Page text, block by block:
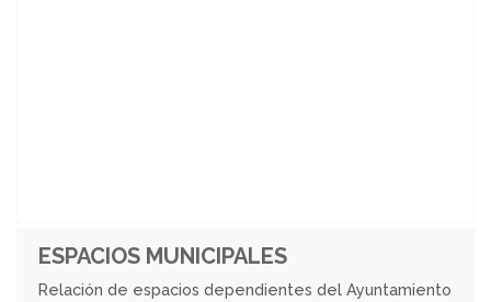
ESPACIOS MUNICIPALES
Relación de espacios dependientes del Ayuntamiento